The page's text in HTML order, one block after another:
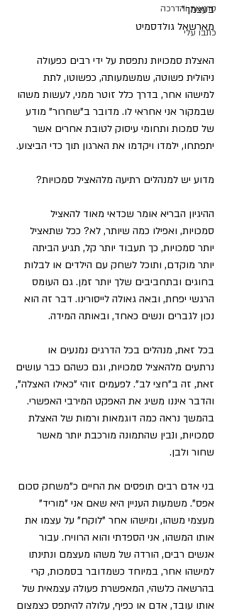
סדנאות והדרכה
כתבו עלי
בעצמך"
מארשאל גולדסמיט
האצלת סמכויות נתפסת על ידי רבים כפעולה
ניהולית פשוטה, שמשמעותה, כפשוטו, לתת
למישהו אחר, בדרך כלל זוטר ממני, לעשות משהו
שבמקור אני אחראי לו. מדובר ב"שחרור" מודע
של סמכות ותחומי עיסוק לטובת אחרים אשר
יתפתחו, ילמדו ויקדמו את הארגון תוך כדי הביצוע.
מדוע יש למנהלים רתיעה מלהאציל סמכויות?
ההיגיון הבריא אומר שכדאי מאוד להאציל
סמכויות, ואפילו כמה שיותר, לא? ככל שתאציל
יותר סמכויות, כך תעבוד יותר קל, תגיע הביתה
יותר מוקדם, ותוכל לשחק עם הילדים או לבלות
בחוגים ובתחביבים שלך יותר זמן. גם העומס
הרגשי יפחת, ובאה גאולה לייסורינו. דבר זה הוא
נכון לגברים ונשים כאחד, ובאותה המידה.
בכל זאת, מנהלים בכל הדרגים נמנעים או
נרתעים מלהאציל סמכויות, וגם כשהם כבר עושים
זאת, זה ב"חצי לב". לפעמים זוהי "כאילו האצלה",
והדבר איננו משיג את האפקט המירבי האפשרי.
בהמשך נראה כמה דוגמאות ורמות של האצלת
סמכויות, ונבין שהתמונה מורכבת יותר מאשר
שחור ולבן.
בני אדם רבים תופסים את החיים כ"משחק סכום
אפס". משמעות העניין היא שאם אני "מוריד"
מעצמי משהו, ומישהו אחר "לוקח" על עצמו את
אותו המשהו, אני הספדתי והוא הרוויח. עבור
אנשים רבים, הורדה של משהו מעצמם ונתינתו
למישהו אחר, במיוחד כשמדובר בסמכות, קרי
בהרשאה כלשהי, המאפשרת פעולה עצמאית של
אותו עובד, אדם או כפיף, עלולה להיתפס כצמצום